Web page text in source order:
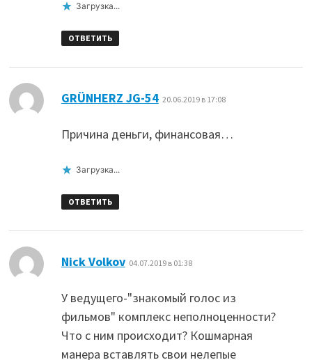
Загрузка...
ОТВЕТИТЬ
GRÜNHERZ JG-54 20.06.2019 в 17:08
Причина деньги, финансовая…
Загрузка...
ОТВЕТИТЬ
Nick Volkov: 04.07.2019 в 01:38
У ведущего-"знакомый голос из
фильмов" комплекс неполноценности?
Что с ним происходит? Кошмарная
манера вставлять свои нелепые